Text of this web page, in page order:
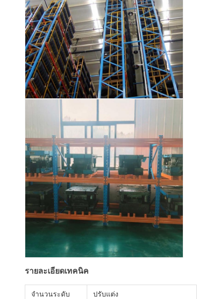
รายละเอียดเทคนิค
จํานวนระดับ ปรับแต่ง